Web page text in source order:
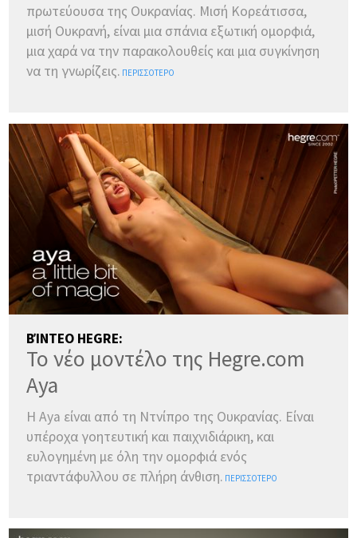
πρωτεύουσα της Ουκρανίας. Μισή Κορεάτισσα,
μισή Ουκρανή, είναι μια σπάνια εξωτική ομορφιά,
μια χαρά να την παρακολουθείς και μια συγκίνηση
να τη γνωρίζεις. ΠΕΡΙΣΣΌΤΕΡΟ
ΒΊΝΤΕΟ HEGRE:
Το νέο μοντέλο της Hegre.com
Aya
Η Aya είναι από τη Ντνίπρο της Ουκρανίας. Είναι
υπέροχα γοητευτική και παιχνιδιάρικη, και
ευλογημένη με όλη την ομορφιά ενός
τριαντάφυλλου σε πλήρη άνθιση. ΠΕΡΙΣΣΌΤΕΡΟ